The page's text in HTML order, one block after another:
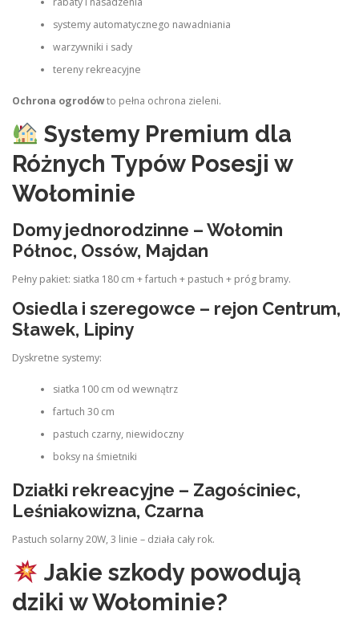
systemy automatycznego nawadniania
warzywniki i sady
tereny rekreacyjne
Ochrona ogrodówto pełna ochrona zieleni.
Systemy Premium dla
Różnych Typów Posesji w
Wołominie
Domy jednorodzinne – Wołomin
Północ, Ossów, Majdan
Pełny pakiet: siatka 180 cm + fartuch + pastuch + próg bramy.
Osiedla i szeregowce – rejon Centrum,
Sławek, Lipiny
Dyskretne systemy:
siatka 100 cm od wewnątrz
fartuch 30 cm
pastuch czarny, niewidoczny
boksy na śmietniki
Działki rekreacyjne – Zagościniec,
Leśniakowizna, Czarna
Pastuch solarny 20W, 3 linie – działa cały rok.
Jakie szkody powodują
dziki w Wołominie?